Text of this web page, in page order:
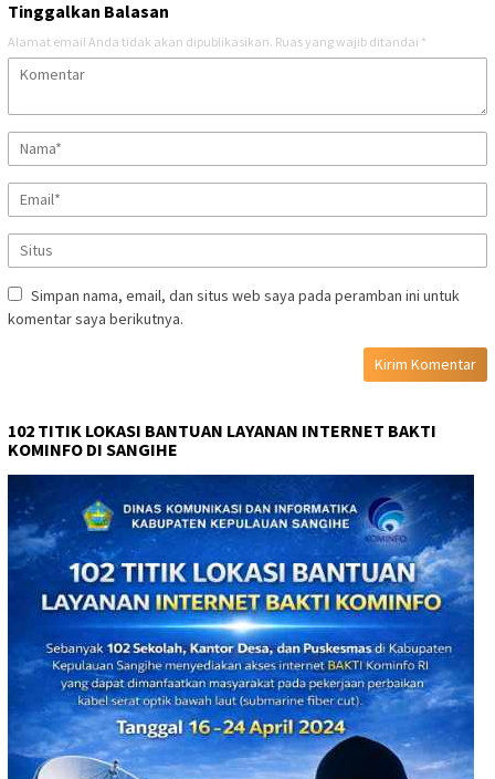
Tinggalkan Balasan
Alamat email Anda tidak akan dipublikasikan. Ruas yang wajib ditandai *
Simpan nama, email, dan situs web saya pada peramban ini untuk
komentar saya berikutnya.
102 TITIK LOKASI BANTUAN LAYANAN INTERNET BAKTI
KOMINFO DI SANGIHE